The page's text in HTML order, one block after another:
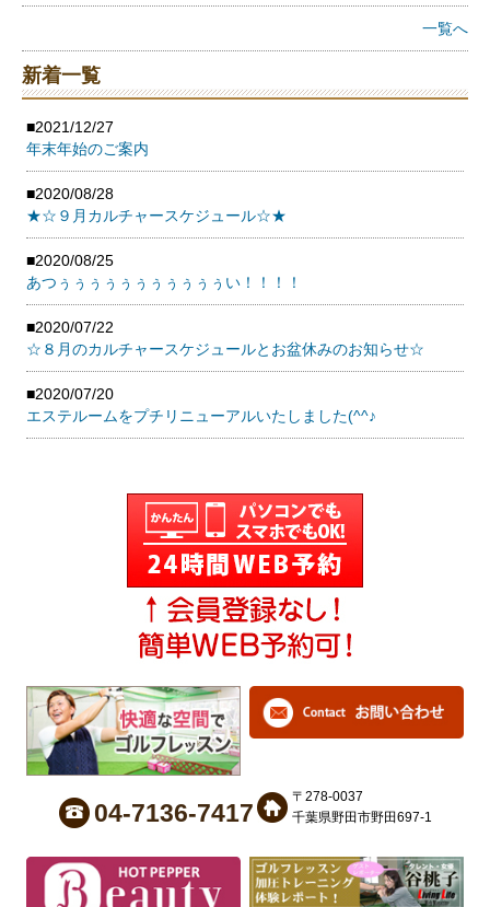
一覧へ
新着一覧
■2021/12/27
年末年始のご案内
■2020/08/28
★☆９月カルチャースケジュール☆★
■2020/08/25
あつぅぅぅぅぅぅぅぅぅぅぅい！！！！
■2020/07/22
☆８月のカルチャースケジュールとお盆休みのお知らせ☆
■2020/07/20
エステルームをプチリニューアルいたしました(^^♪
04-7136-7417
〒278-0037
千葉県野田市野田697-1